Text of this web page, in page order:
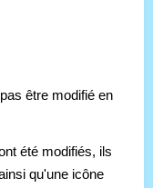
être modifié en
été modifiés, ils
qu'une icône